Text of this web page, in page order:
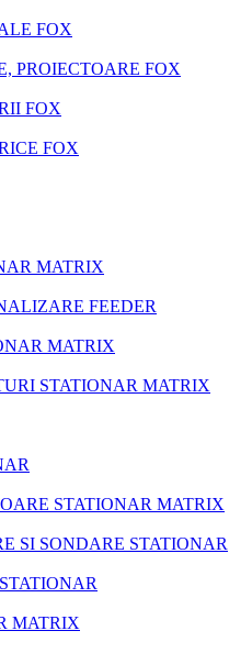
FOX
PROIECTOARE FOX
FOX
FOX
MATRIX
FEEDER
MATRIX
STATIONAR MATRIX
STATIONAR MATRIX
SI SONDARE STATIONAR
MATRIX